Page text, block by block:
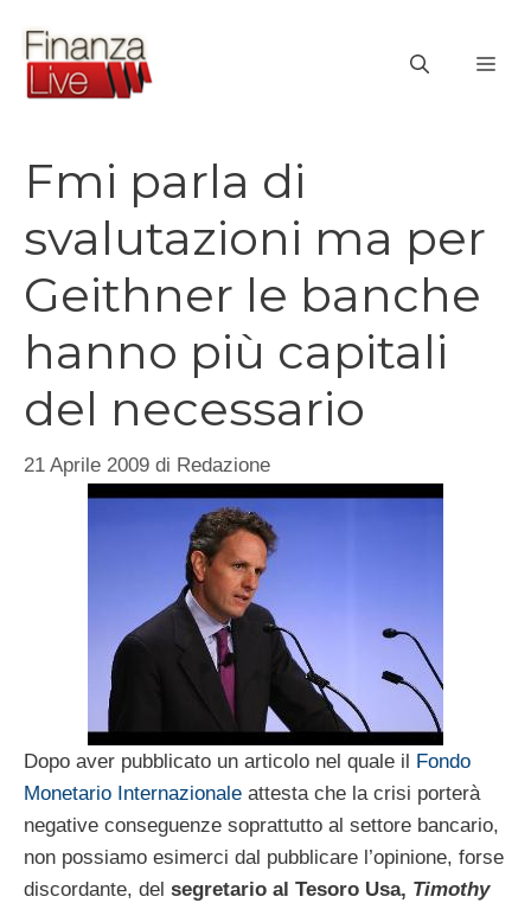
contenuto
Fmi parla di
svalutazioni ma per
Geithner le banche
hanno più capitali
del necessario
21 Aprile 2009 di Redazione
Dopo aver pubblicato un articolo nel quale il Fondo
Monetario Internazionale attesta che la crisi porterà
negative conseguenze soprattutto al settore bancario,
non possiamo esimerci dal pubblicare l’opinione, forse
discordante, del segretario al Tesoro Usa, Timothy